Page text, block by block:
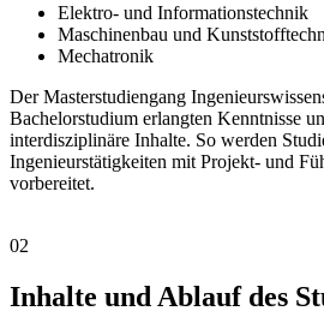
Elektro- und Informationstechnik
Maschinenbau und
Mechatronik
Der Masterstudiengang
Bachelorstudium erlangten Kenntnisse
interdisziplinäre Inhalte. So werden
Ingenieurstätigkeiten mit Projekt- und
vorbereitet.
02
Inhalte und Ablauf des